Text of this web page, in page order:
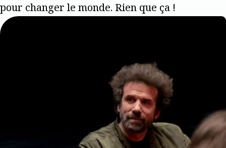
pour changer le monde. Rien que ça !